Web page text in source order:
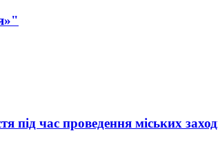
час проведення міських